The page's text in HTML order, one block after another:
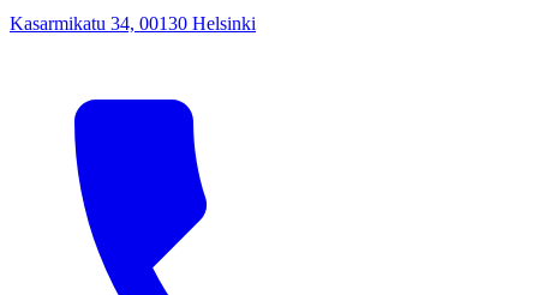
Kasarmikatu 34, 00130 Helsinki